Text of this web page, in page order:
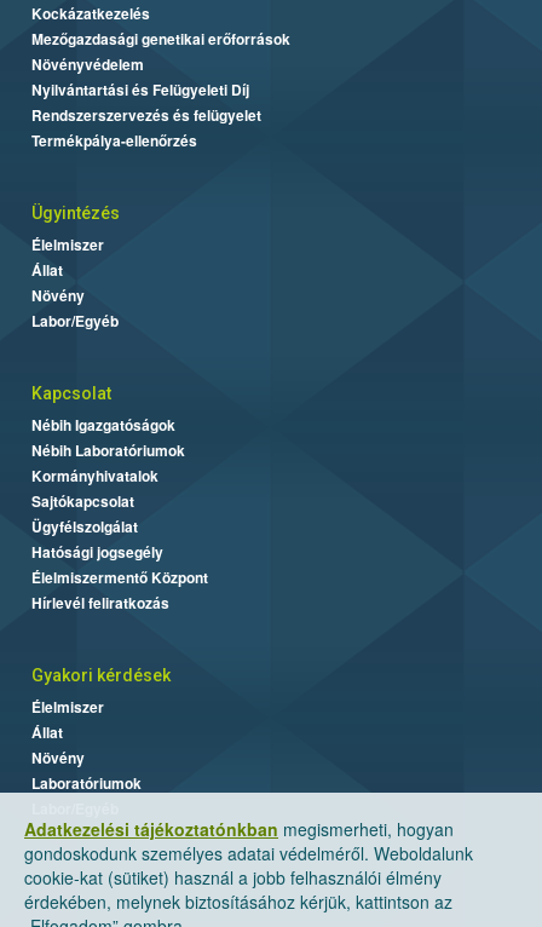
Adatkezelési tájékoztatónkban megismerheti, hogyan
gondoskodunk személyes adatai védelméről. Weboldalunk
cookie-kat (sütiket) használ a jobb felhasználói élmény
érdekében, melynek biztosításához kérjük, kattintson az
Kockázatkezelés
Mezőgazdasági genetikai erőforrások
Növényvédelem
Nyilvántartási és Felügyeleti Díj
Rendszerszervezés és felügyelet
Termékpálya-ellenőrzés
Ügyintézés
Élelmiszer
Állat
Növény
Labor/Egyéb
Kapcsolat
Nébih Igazgatóságok
Nébih Laboratóriumok
Kormányhivatalok
Sajtókapcsolat
Ügyfélszolgálat
Hatósági jogsegély
Élelmiszermentő Központ
Hírlevél feliratkozás
Gyakori kérdések
Élelmiszer
Állat
Növény
Laboratóriumok